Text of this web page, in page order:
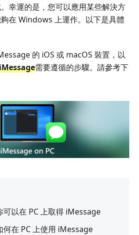
幸運的是，您可以應用某些解決方
在 Windows 上運作。以下是具體
的 iOS 或 macOS 裝置，以
需要遵循的步驟。請參考下
可以在 PC 上取得 iMessage
何在 PC 上使用 iMessage